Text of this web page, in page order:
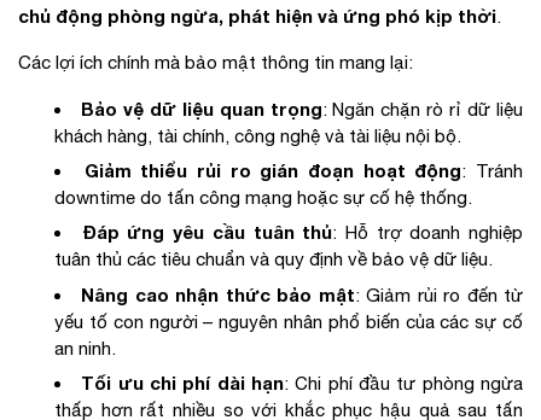
chủ động phòng ngừa, phát hiện và ứng phó kịp thời.
Các lợi ích chính mà bảo mật thông tin mang lại:
Bảo vệ dữ liệu quan trọng: Ngăn chặn rò rỉ dữ liệu
khách hàng, tài chính, công nghệ và tài liệu nội bộ.
Giảm thiểu rủi ro gián đoạn hoạt động: Tránh
downtime do tấn công mạng hoặc sự cố hệ thống.
Đáp ứng yêu cầu tuân thủ: Hỗ trợ doanh nghiệp
tuân thủ các tiêu chuẩn và quy định về bảo vệ dữ liệu.
Nâng cao nhận thức bảo mật: Giảm rủi ro đến từ
yếu tố con người – nguyên nhân phổ biến của các sự cố
an ninh.
Tối ưu chi phí dài hạn: Chi phí đầu tư phòng ngừa
thấp hơn rất nhiều so với khắc phục hậu quả sau tấn